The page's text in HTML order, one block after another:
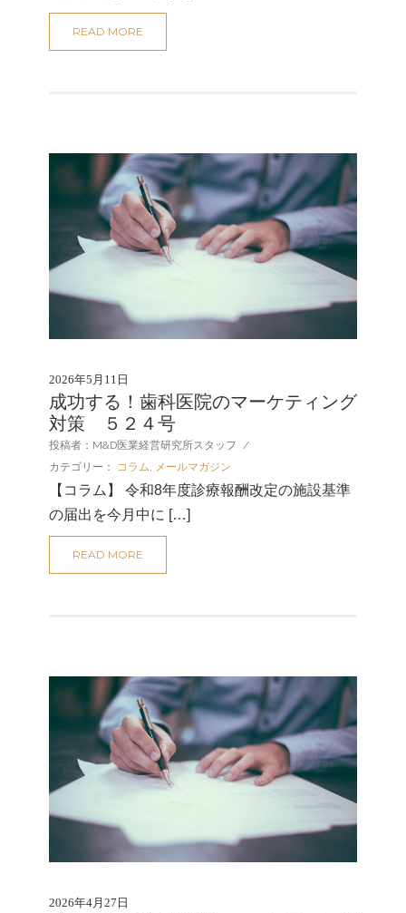
READ MORE
2026年5月11日
成功する！歯科医院のマーケティング
対策 ５２４号
投稿者：M&D医業経営研究所スタッフ /
カテゴリー：
コラム, メールマガジン
【コラム】 令和8年度診療報酬改定の施設基準
の届出を今月中に […]
READ MORE
2026年4月27日